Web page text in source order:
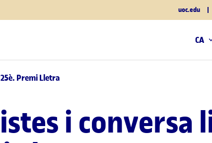
uoc.edu
CA
Premi Lletra
i conversa